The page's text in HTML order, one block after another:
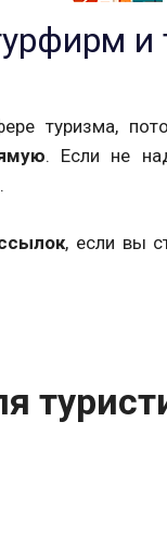
и
туризма,
. Если не
, если вы